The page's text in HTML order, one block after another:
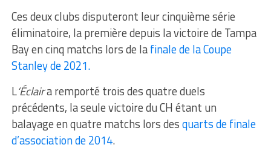
Ces deux clubs disputeront leur cinquième série
éliminatoire, la première depuis la victoire de Tampa
Bay en cinq matchs lors de lafinale de la Coupe
Stanley de 2021.
L‘Éclaira remporté trois des quatre duels
précédents, la seule victoire du CH étant un
balayage en quatre matchs lors desquarts de finale
d’associationde 2014.